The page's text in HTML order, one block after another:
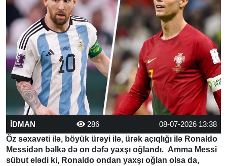
İDMAN 286
08-07-2026 13:38
Öz səxavəti ilə, böyük ürəyi ilə, ürək açıqlığı ilə Ronaldo
Messidən bəlkə də on dəfə yaxşı oğlandı. Amma Messi
sübut elədi ki, Ronaldo ondan yaxşı oğlan olsa da,